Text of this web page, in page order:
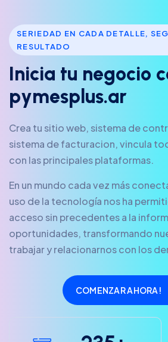
SERIEDAD EN CADA DETALLE,
RESULTADO
Inicia tu negocio c
pymesp us.ar
Crea tu sitio web, sistema de
sistema de facturacion, vincula
con las principales plataformas.
En un mundo cada vez más
uso de la tecnología nos ha
acceso sin precedentes a la
oportunidades, transformando
trabajar y relacionarnos con los
COMENZAR AHORA!